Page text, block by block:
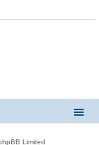
Limited